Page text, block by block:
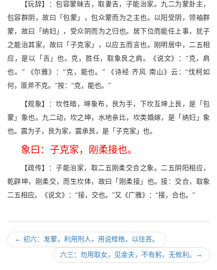
【玩辞】：包容蒙昧吉，取妻吉，子能治家。九二为蒙卦主，
包容群阴，故曰「包蒙」，包众蒙而为之主也。以阳受阴，领袖群
蒙，故曰「纳妇」，受众阴而为之归也。居下位而能任上事，犹子
之能治其家，故曰「子克家」，以应五而言也。刚明居中，二五相
应，是以「吉」也。克，胜任，取象艮之肩。《说文》：“克，肩
也。” 《尔雅》：“克，能也。” 《诗经·齐风·南山》云：“伐柯如
何，匪斧不克。”按：“克，能也。”
【观象】：坎性暗，坤象布，艮为手，下坎互坤上艮，是「包
蒙」象也。九二动，坎之坤，水地亲比，坎类婚嫁，是「纳妇」象
也。震为子，艮为家，震承艮，是「子克家」也。
象曰：子克家，刚柔接也。
【疏传】：子能治家，取二五刚柔交合之象。二五阴阳相应，
乾辟坤，刚柔交，而生坎体，故曰「刚柔接」也。接：交合，取象
二五相应。《说文》：“接，交也。”又《广雅》：“接，合也。”
← 初六：发蒙，利用刑人，用说桎梏，以往吝。
六三：勿用取女，见金夫，不有躬，无攸利。 →